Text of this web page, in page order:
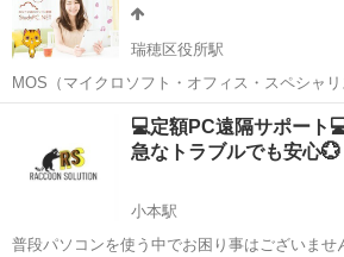
瑞穂区役所駅
MOS（マイクロソフト・オフィス・スペシャ
ワード・パワーポイントなどの、 パソコン利
界標準資格です。 企業が求めているスキルを
職に有利、 お仕事の効...
名古屋市 瑞穂区役所駅
💻定額PC遠隔サポート
急なトラブルでも安心💮
小本駅
普段パソコンを使う中でお困り事はございませんか？ パソコ